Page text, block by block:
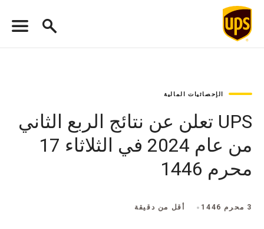
الإحصائيات المالية
UPS تعلن عن نتائج الربع الثاني
من عام 2024 في الثلاثاء 17
محرم 1446
3 محرم 1446 أقل من دقيقة